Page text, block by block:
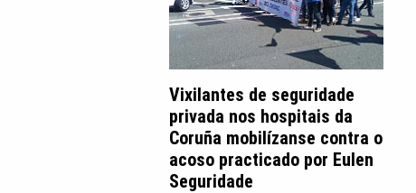
Vixilantes de seguridade
privada nos hospitais da
Coruña mobilízanse contra o
acoso practicado por Eulen
Seguridade